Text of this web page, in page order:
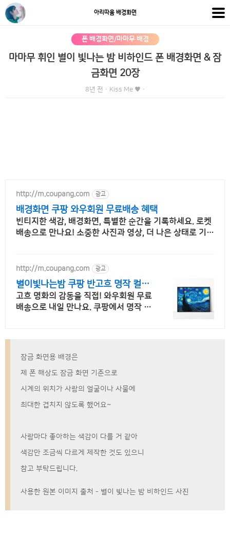
아리따움 배경화면
폰 배경화면/마마무 배경
마마무 휘인 별이 빛나는 밤 비하인드 폰 배경화면 & 잠
금화면 20장
8년 전 · Kiss Me ♥ ·
http://m.coupang.com 광고
배경화면 쿠팡 와우회원 무료배송 혜택
빈티지한 색감, 배경화면, 특별한 순간을 기록하세요. 로켓
배송으로 만나요! 소중한 사진과 영상, 더 나은 상태로 기록
http://m.coupang.com 광고
별이빛나는밤 쿠팡 반고흐 명작 컬렉
션
고흐 명화의 감동을 직접! 와우회원 무료
배송으로 내일 만나요. 쿠팡에서 명작 퍼
잠금 화면용 배경은
제 폰 해상도 잠금 화면 기준으로
시계의 위치가 사람의 얼굴이나 사물에
최대한 겹치지 않도록 했어요~
사람마다 좋아하는 색감이 다를 거 같아
색감만 조금씩 다르게 제작한 것도 있으니
참고 부탁드립니다.
사용한 원본 이미지 출처 - 별이 빛나는 밤 비하인드 사진